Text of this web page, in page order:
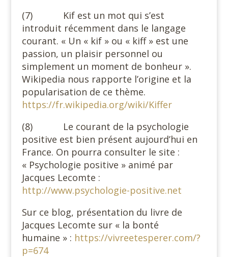
(7) Kif est un mot qui s’est
introduit récemment dans le langage
courant. « Un « kif » ou « kiff » est une
passion, un plaisir personnel ou
simplement un moment de bonheur ».
Wikipedia nous rapporte l’origine et la
popularisation de ce thème.
https://fr.wikipedia.org/wiki/Kiffer
(8) Le courant de la psychologie
positive est bien présent aujourd’hui en
France. On pourra consulter le site :
« Psychologie positive » animé par
Jacques Lecomte :
http://www.psychologie-positive.net
Sur ce blog, présentation du livre de
Jacques Lecomte sur « la bonté
humaine » : https://vivreetesperer.com/?
p=674